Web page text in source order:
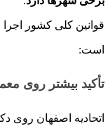
قوانین کلی کشور
است:
تأکید بیشتر روی
اتحادیه اصفهان روی